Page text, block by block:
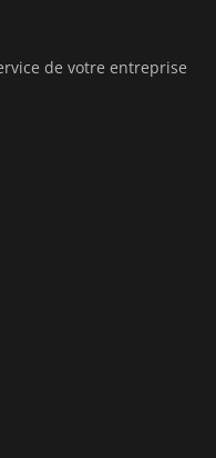
de votre entreprise